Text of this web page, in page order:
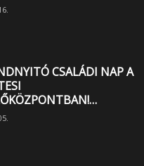
CSALÁDI NAP A